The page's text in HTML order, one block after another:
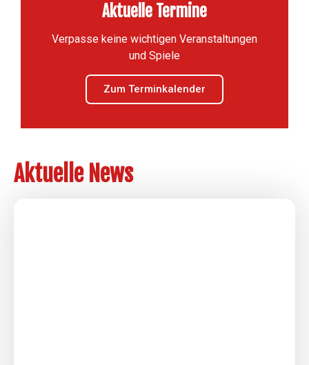
Aktuelle Termine
Verpasse keine wichtigen Veranstaltungen
und Spiele
Zum Terminkalender
Aktuelle News